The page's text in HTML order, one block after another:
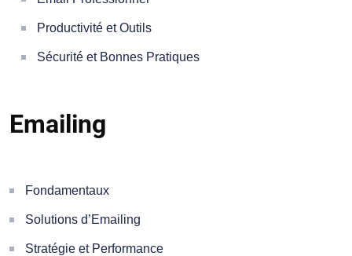
Productivité et Outils
Sécurité et Bonnes Pratiques
Emailing
Fondamentaux
Solutions d’Emailing
Stratégie et Performance